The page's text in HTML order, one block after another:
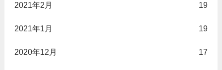
2021年2月 19
2021年1月 19
2020年12月 17